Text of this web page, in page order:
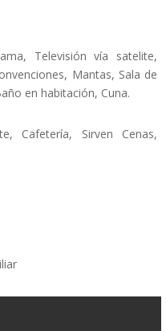
Televisión vía satelite,
Mantas, Sala de
en habitación, Cuna.
Cafetería, Sirven Cenas,